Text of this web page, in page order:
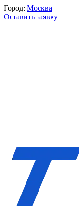
Город: Москва
Оставить заявку